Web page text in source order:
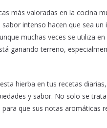
más valoradas en la cocina
intenso hacen que sea
muchas veces se utiliza
ganando terreno,
hierba en tus recetas
y sabor. No solo se
que sus notas aromáticas